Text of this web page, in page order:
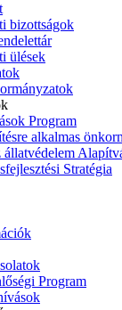
bizottságok
ülések
Program
alkalmas
Stratégia
Program